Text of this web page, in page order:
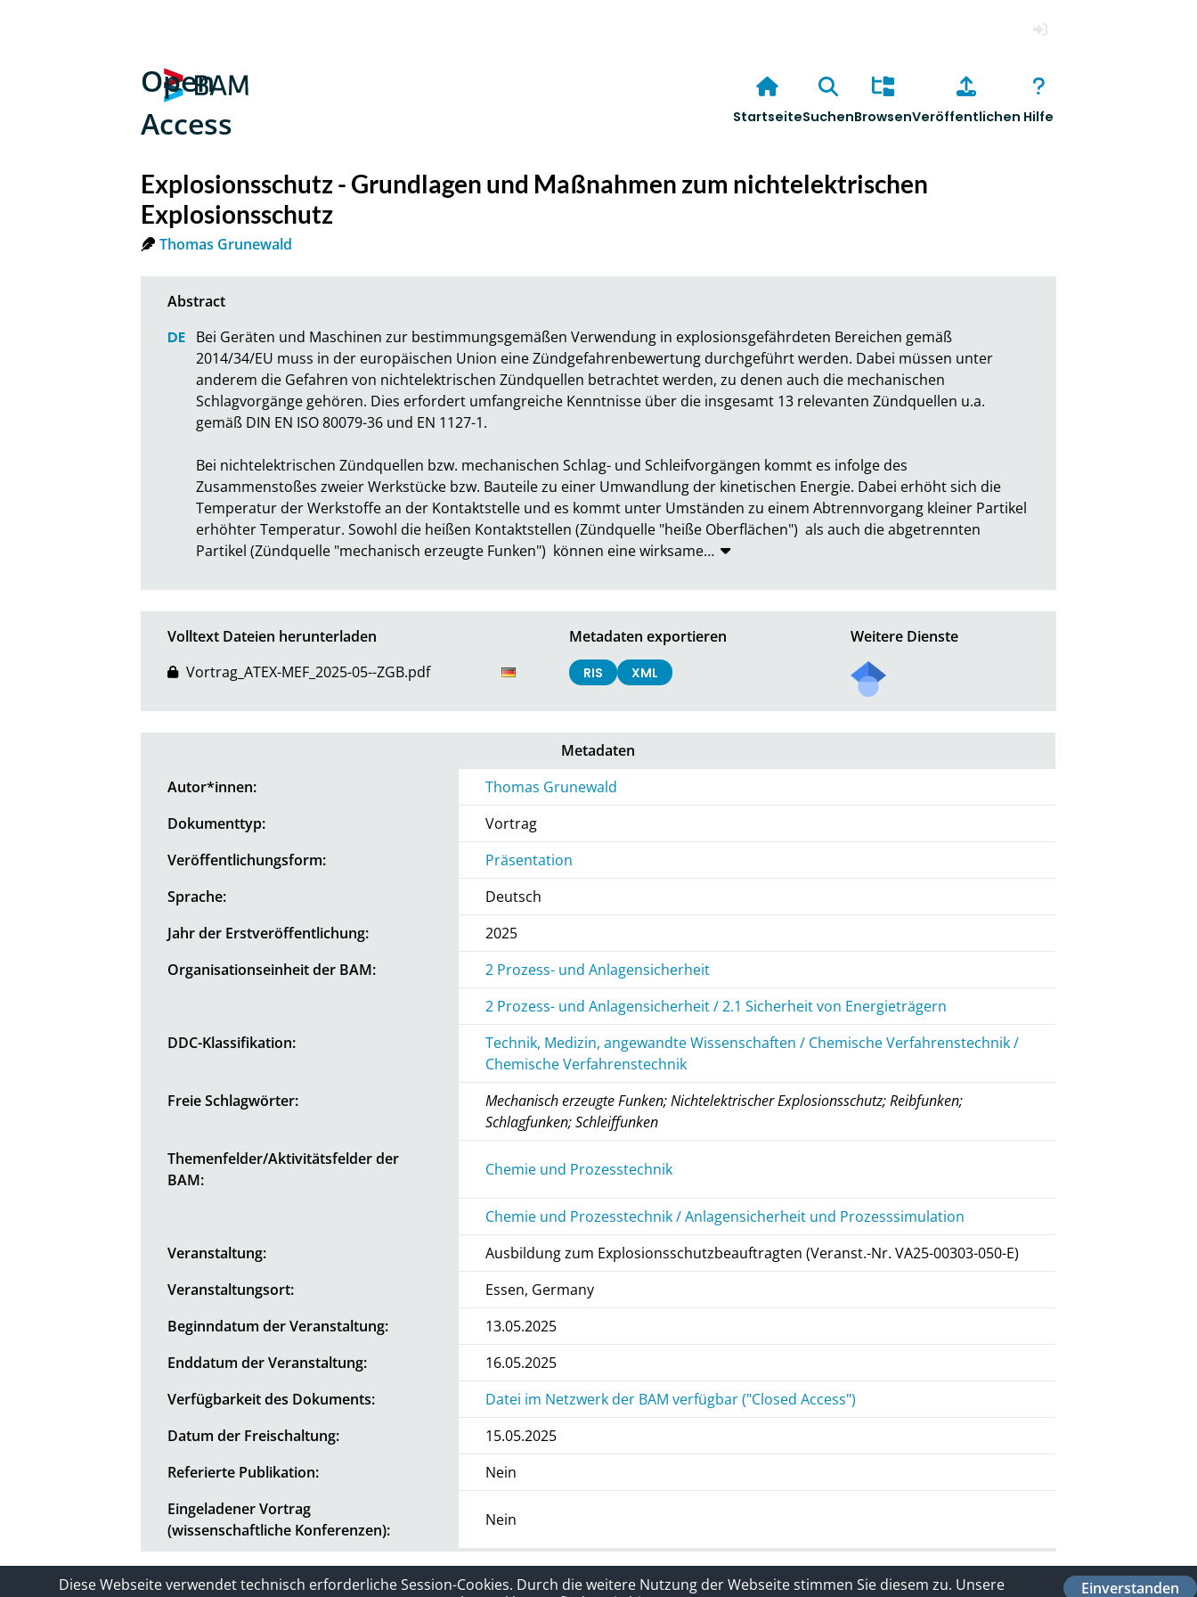
Open
Access
StartseiteSuchenBrowsenVeröffentlichen Hilfe
Explosionsschutz - Grundlagen und Maßnahmen zum nichtelektrischen
Explosionsschutz
Thomas Grunewald
Bei Geräten und Maschinen zur bestimmungsgemäßen Verwendung in explosionsgefährdeten Bereichen gemäß
2014/34/EU muss in der europäischen Union eine Zündgefahrenbewertung durchgeführt werden. Dabei müssen unter
anderem die Gefahren von nichtelektrischen Zündquellen betrachtet werden, zu denen auch die mechanischen
Schlagvorgänge gehören. Dies erfordert umfangreiche Kenntnisse über die insgesamt 13 relevanten Zündquellen u.a.
gemäß DIN EN ISO 80079-36 und EN 1127-1.
Bei nichtelektrischen Zündquellen bzw. mechanischen Schlag- und Schleifvorgängen kommt es infolge des
Zusammenstoßes zweier Werkstücke bzw. Bauteile zu einer Umwandlung der kinetischen Energie. Dabei erhöht sich die
Temperatur der Werkstoffe an der Kontaktstelle und es kommt unter Umständen zu einem Abtrennvorgang kleiner Partikel
erhöhter Temperatur. Sowohl die heißen Kontaktstellen (Zündquelle "heiße Oberflächen")  als auch die abgetrennten
Partikel (Zündquelle "mechanisch erzeugte Funken")  können eine wirksame…
Volltext Dateien herunterladen
Vortrag_ATEX-MEF_2025-05--ZGB.pdf
Metadaten exportieren
RIS XML
Weitere Dienste
Metadaten
Autor*innen:
Thomas Grunewald
Dokumenttyp:
Vortrag
Veröffentlichungsform:
Präsentation
Sprache:
Deutsch
Jahr der Erstveröffentlichung:
2025
Organisationseinheit der BAM:
2 Prozess- und Anlagensicherheit
2 Prozess- und Anlagensicherheit / 2.1 Sicherheit von Energieträgern
DDC-Klassifikation:
Technik, Medizin, angewandte Wissenschaften / Chemische Verfahrenstechnik /
Chemische Verfahrenstechnik
Freie Schlagwörter:
Mechanisch erzeugte Funken; Nichtelektrischer Explosionsschutz; Reibfunken;
Schlagfunken; Schleiffunken
Themenfelder/Aktivitätsfelder der
BAM:
Chemie und Prozesstechnik
Chemie und Prozesstechnik / Anlagensicherheit und Prozesssimulation
Veranstaltung:
Ausbildung zum Explosionsschutzbeauftragten (Veranst.-Nr. VA25-00303-050-E)
Veranstaltungsort:
Essen, Germany
Beginndatum der Veranstaltung:
13.05.2025
Enddatum der Veranstaltung:
16.05.2025
Verfügbarkeit des Dokuments:
Datei im Netzwerk der BAM verfügbar ("Closed Access")
Datum der Freischaltung:
15.05.2025
Referierte Publikation:
Nein
Eingeladener Vortrag
(wissenschaftliche Konferenzen):
Nein
Kontakt Impressum / Datenschutzerklärung Sitelinks Einverstanden
Diese Webseite verwendet technisch erforderliche Session-Cookies. Durch die weitere Nutzung der Webseite stimmen Sie diesem zu. Unsere